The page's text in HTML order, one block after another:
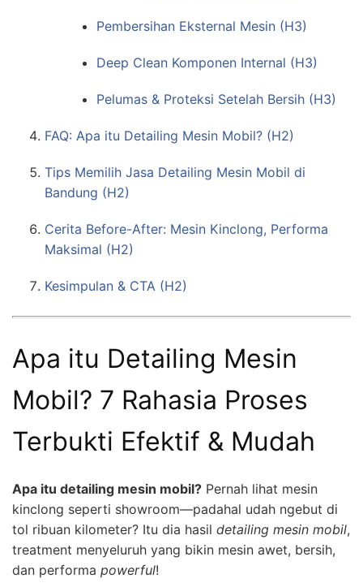
Pembersihan Eksternal Mesin (H3)
Deep Clean Komponen Internal (H3)
Pelumas & Proteksi Setelah Bersih (H3)
FAQ: Apa itu Detailing Mesin Mobil? (H2)
Tips Memilih Jasa Detailing Mesin Mobil di
Bandung (H2)
Cerita Before-After: Mesin Kinclong, Performa
Maksimal (H2)
Kesimpulan & CTA (H2)
Apa itu Detailing Mesin
Mobil? 7 Rahasia Proses
Terbukti Efektif & Mudah
Apa itu detailing mesin mobil? Pernah lihat mesin
kinclong seperti showroom—padahal udah ngebut di
tol ribuan kilometer? Itu dia hasil detailing mesin mobil,
treatment menyeluruh yang bikin mesin awet, bersih,
dan performa powerful!